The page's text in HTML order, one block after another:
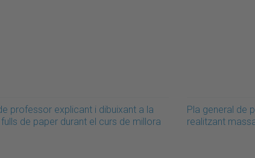
professor explicant i dibuixant a la
de paper durant el curs de millora
Pla general de
realitzant